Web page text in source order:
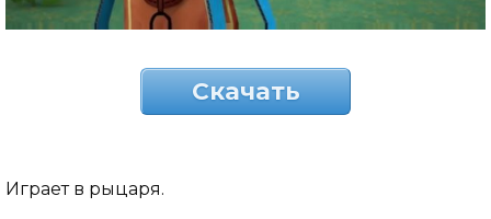
Скачать
Играет в рыцаря.